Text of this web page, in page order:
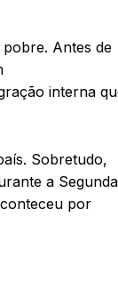
Antes de
interna
Sobretudo,
a Segunda
por